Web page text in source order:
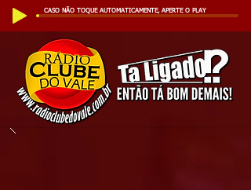
CASO NÃO TOQUE AUTOMATICAMENTE, APERTE O PLAY